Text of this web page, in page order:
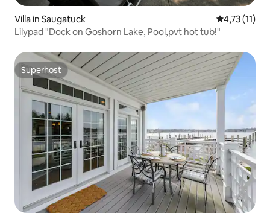
Villa in Saugatuck Gemiddelde
4,73 (11)
Lilypad "Dock on Goshorn Lake, Pool,pvt hot tub!"
Superhost
Superhost